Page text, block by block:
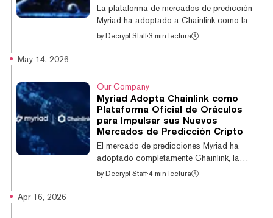
La plataforma de mercados de predicción
Myriad ha adoptado a Chainlink como la
"infraestructura oracle exclusiva" detrás de
movimiento se basa en el uso existente de
Myriad del Chainlink Runtime Environment, o
CRE, que la plataforma ya utiliza para
gestionar mercados de precios de
criptomonedas. El CRE se encargará de la
resolución y liquidaci...
by Decrypt Staff·3 min lectura
May 14, 2026
Our Company
Myriad Adopta Chainlink como
Plataforma Oficial de Oráculos
para Impulsar sus Nuevos
Mercados de Predicción Cripto
El mercado de predicciones Myriad ha
adoptado completamente Chainlink, la
plataforma oracle estándar de la industria,
by Decrypt Staff·4 min lectura
Apr 16, 2026